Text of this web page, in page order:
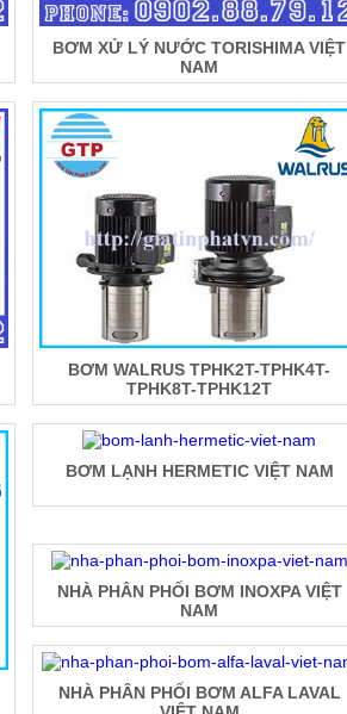
BƠM XỬ LÝ NƯỚC TORISHIMA VIỆT
NAM
BƠM WALRUS TPHK2T-TPHK4T-
TPHK8T-TPHK12T
BƠM LẠNH HERMETIC VIỆT NAM
NHÀ PHÂN PHỐI BƠM INOXPA VIỆT
NAM
NHÀ PHÂN PHỐI BƠM ALFA LAVAL